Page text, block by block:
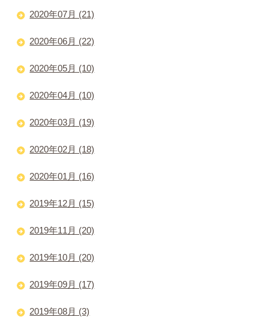
2020年07月 (21)
2020年06月 (22)
2020年05月 (10)
2020年04月 (10)
2020年03月 (19)
2020年02月 (18)
2020年01月 (16)
2019年12月 (15)
2019年11月 (20)
2019年10月 (20)
2019年09月 (17)
2019年08月 (3)